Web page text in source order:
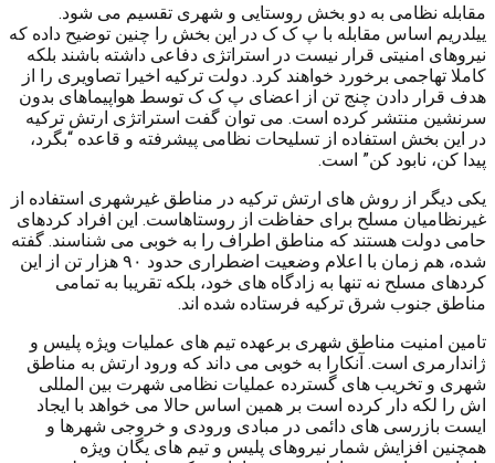
مقابله نظامی به دو بخش روستایی و شهری تقسیم می شود.
ییلدریم اساس مقابله با پ ک ک در این بخش را چنین توضیح داده که
نیروهای امنیتی قرار نیست در استراتژی دفاعی داشته باشند بلکه
کاملا تهاجمی برخورد خواهند کرد. دولت ترکیه اخیرا تصاویری را از
هدف قرار دادن چنج تن از اعضای پ ک ک توسط هواپیماهای بدون
سرنشین منتشر کرده است. می توان گفت استراتژی ارتش ترکیه
در این بخش استفاده از تسلیحات نظامی پیشرفته و قاعده “بگرد،
پیدا کن، نابود کن” است.
یکی دیگر از روش های ارتش ترکیه در مناطق غیرشهری استفاده از
غیرنظامیان مسلح برای حفاظت از روستاهاست. این افراد کردهای
حامی دولت هستند که مناطق اطراف را به خوبی می شناسند. گفته
شده، هم زمان با اعلام وضعیت اضطراری حدود ۹۰ هزار تن از این
کردهای مسلح نه تنها به زادگاه های خود، بلکه تقریبا به تمامی
مناطق جنوب شرق ترکیه فرستاده شده اند.
تامین امنیت مناطق شهری برعهده تیم های عملیات ویژه پلیس و
ژاندارمری است. آنکارا به خوبی می داند که ورود ارتش به مناطق
شهری و تخریب های گسترده عملیات نظامی شهرت بین المللی
اش را لکه دار کرده است بر همین اساس حالا می خواهد با ایجاد
ایست بازرسی های دائمی در مبادی ورودی و خروجی شهرها و
همچنین افزایش شمار نیروهای پلیس و تیم های یگان ویژه